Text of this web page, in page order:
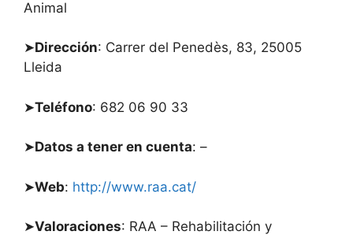
Animal
➤Dirección: Carrer del Penedès, 83, 25005
Lleida
➤Teléfono: 682 06 90 33
➤Datos a tener en cuenta: –
➤Web: http://www.raa.cat/
➤Valoraciones: RAA – Rehabilitación y